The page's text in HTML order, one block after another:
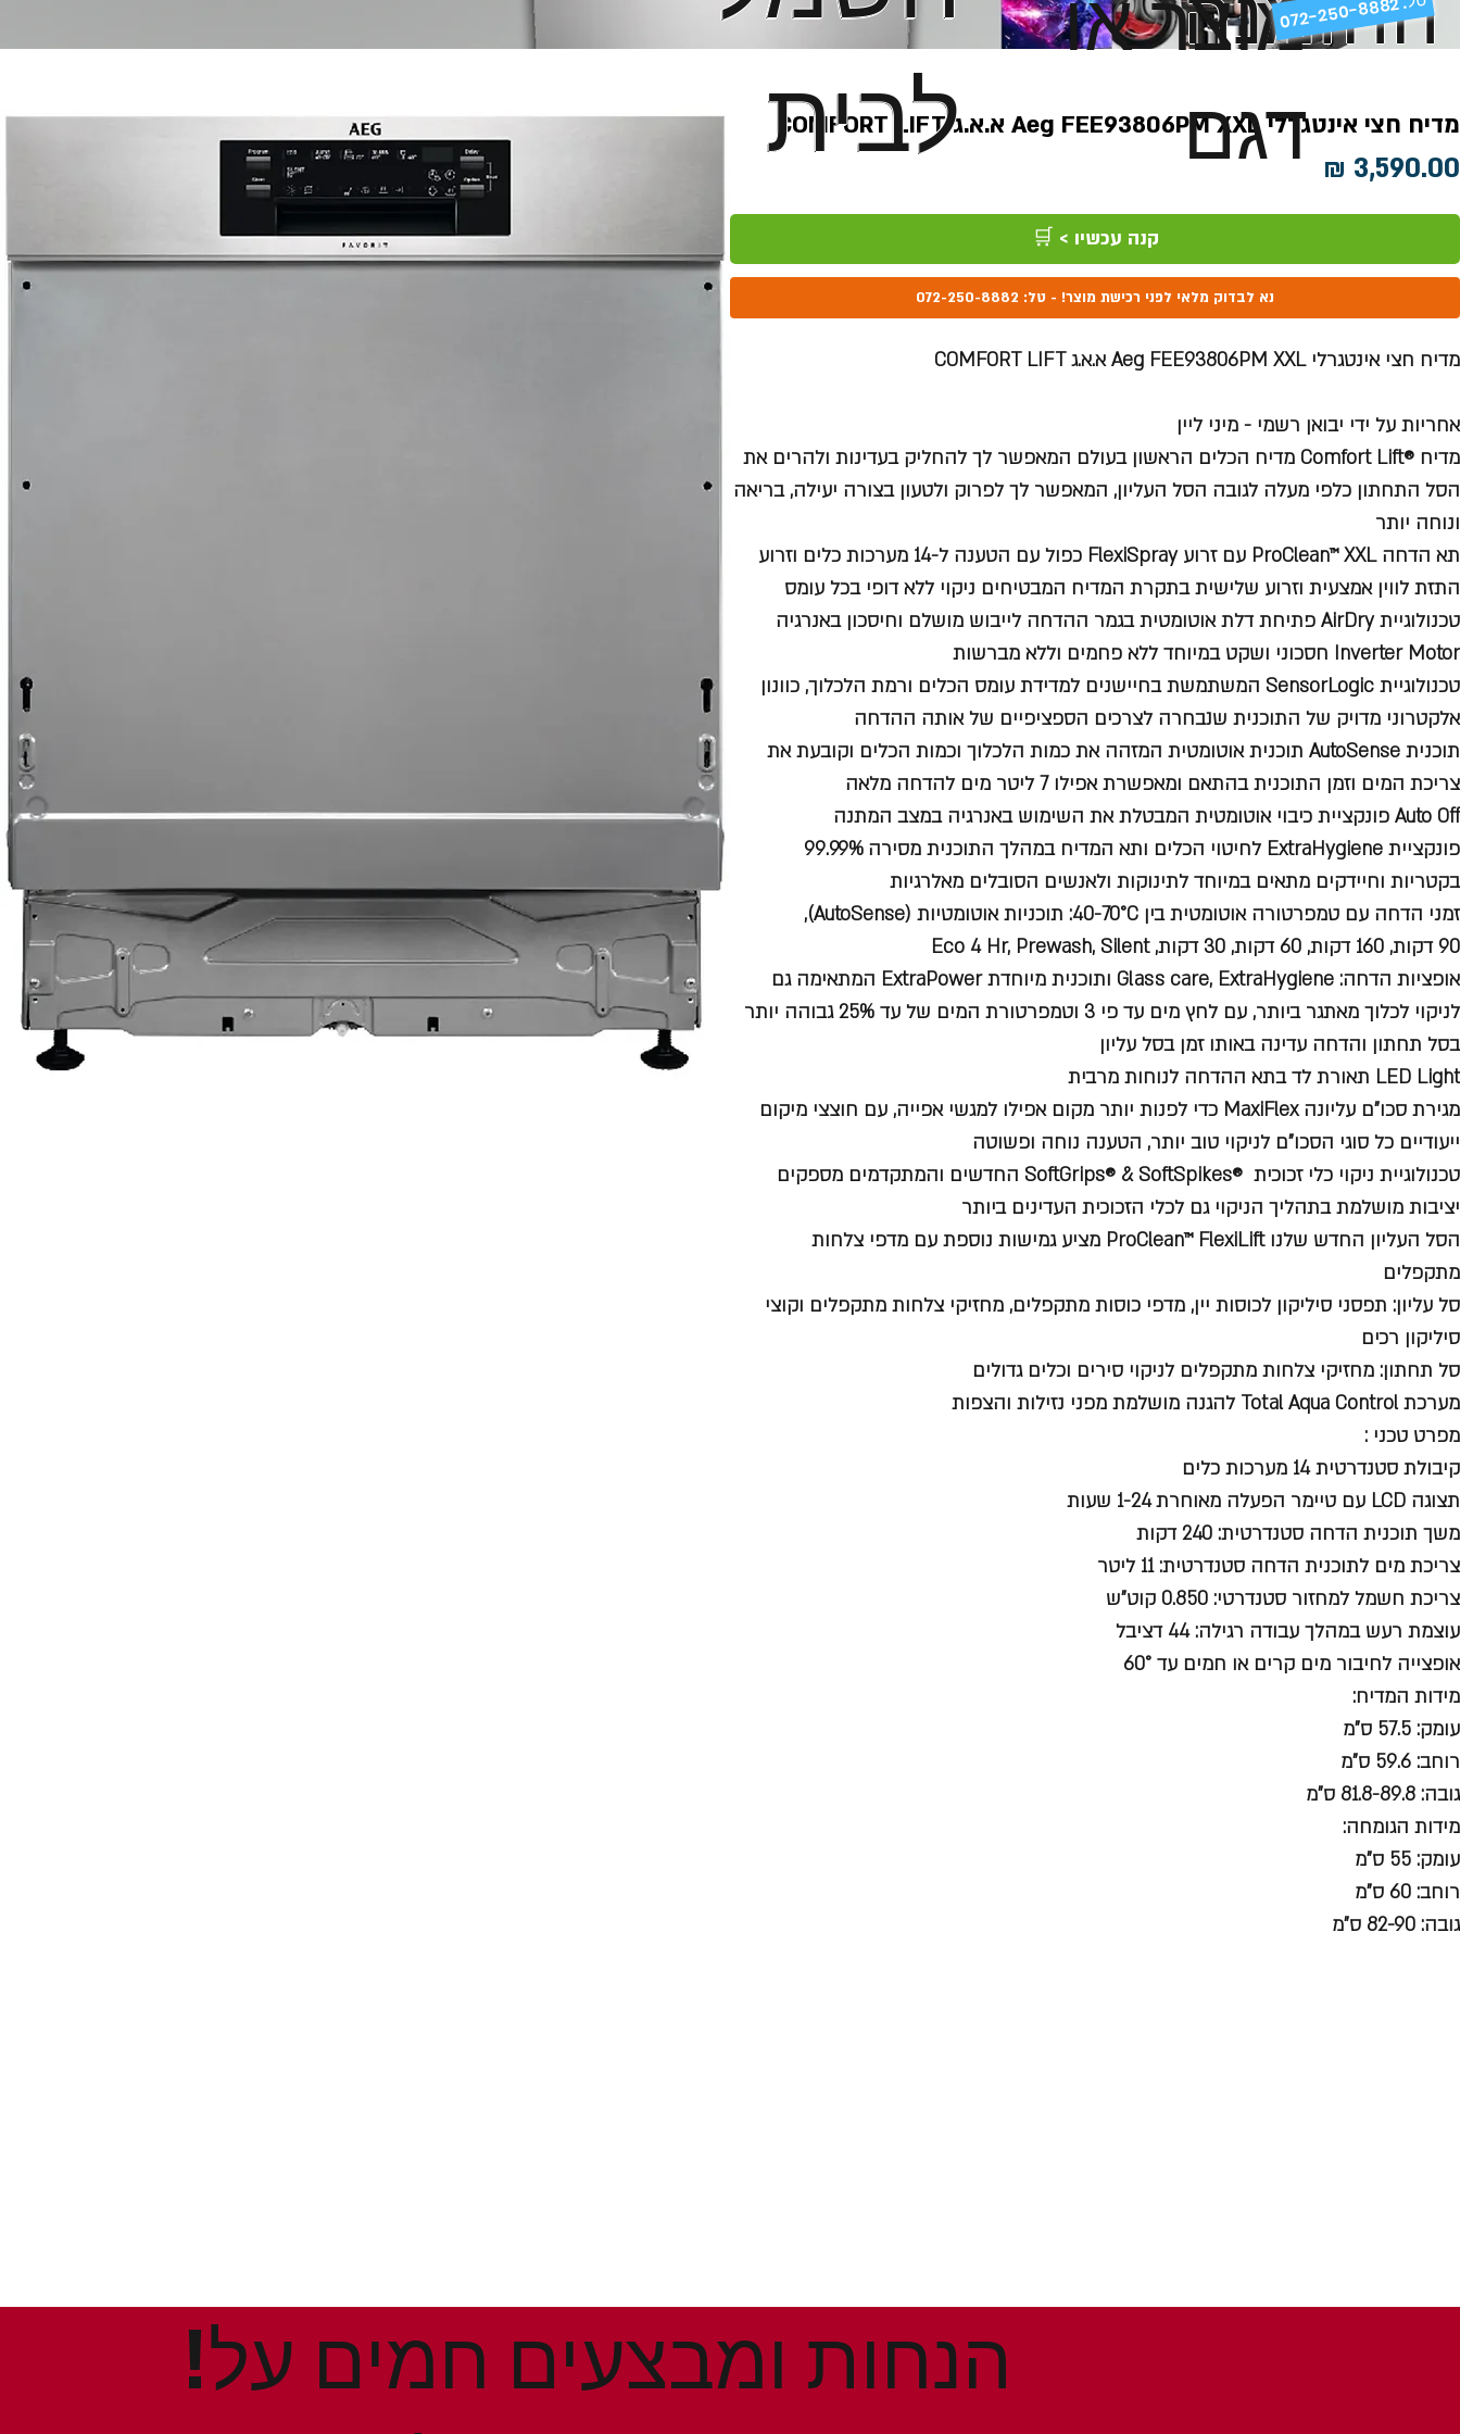
לבית
מוצר או
דגם
לבית
מדיח חצי אינטגרלי Aeg FEE93806PM XXL א.א.ג COMFORT LIFT
מחיר
קנה עכשיו > 🛒
נא לבדוק מלאי לפני רכישת מוצר! - טל: 072-250-8882
מדיח חצי אינטגרלי Aeg FEE93806PM XXL א.א.ג COMFORT LIFT
אחריות על ידי יבואן רשמי - מיני ליין
מדיח ®Comfort Lift מדיח הכלים הראשון בעולם המאפשר לך להחליק בעדינות ולהרים את
הסל התחתון כלפי מעלה לגובה הסל העליון, המאפשר לך לפרוק ולטעון בצורה יעילה, בריאה
ונוחה יותר
תא הדחה ProClean™ XXL עם זרוע FlexiSpray כפול עם הטענה ל-14 מערכות כלים וזרוע
התזת לווין אמצעית וזרוע שלישית בתקרת המדיח המבטיחים ניקוי ללא דופי בכל עומס
טכנולוגיית AirDry פתיחת דלת אוטומטית בגמר ההדחה לייבוש מושלם וחיסכון באנרגיה
Inverter Motor חסכוני ושקט במיוחד ללא פחמים וללא מברשות
טכנולוגיית SensorLogic המשתמשת בחיישנים למדידת עומס הכלים ורמת הלכלוך, כוונון
אלקטרוני מדויק של התוכנית שנבחרה לצרכים הספציפיים של אותה ההדחה
תוכנית AutoSense תוכנית אוטומטית המזהה את כמות הלכלוך וכמות הכלים וקובעת את
צריכת המים וזמן התוכנית בהתאם ומאפשרת אפילו 7 ליטר מים להדחה מלאה
Auto Off פונקציית כיבוי אוטומטית המבטלת את השימוש באנרגיה במצב המתנה
פונקציית ExtraHygiene לחיטוי הכלים ותא המדיח במהלך התוכנית מסירה 99.99%
בקטריות וחיידקים מתאים במיוחד לתינוקות ולאנשים הסובלים מאלרגיות
זמני הדחה עם טמפרטורה אוטומטית בין 40-70°C: תוכניות אוטומטיות (AutoSense),
90 דקות, 160 דקות, 60 דקות, 30 דקות, Eco 4 Hr, Prewash, Silent
אופציות הדחה: Glass care, ExtraHygiene ותוכנית מיוחדת ExtraPower המתאימה גם
לניקוי לכלוך מאתגר ביותר, עם לחץ מים עד פי 3 וטמפרטורת המים של עד 25% גבוהה יותר
בסל תחתון והדחה עדינה באותו זמן בסל עליון
LED Light תאורת לד בתא ההדחה לנוחות מרבית
מגירת סכו"ם עליונה MaxiFlex כדי לפנות יותר מקום אפילו למגשי אפייה, עם חוצצי מיקום
ייעודיים כל סוגי הסכו"ם לניקוי טוב יותר, הטענה נוחה ופשוטה
טכנולוגיית ניקוי כלי זכוכית ®SoftGrips® & SoftSpikes החדשים והמתקדמים מספקים
יציבות מושלמת בתהליך הניקוי גם לכלי הזכוכית העדינים ביותר
הסל העליון החדש שלנו ProClean™ FlexiLift מציע גמישות נוספת עם מדפי צלחות
מתקפלים
סל עליון: תפסני סיליקון לכוסות יין, מדפי כוסות מתקפלים, מחזיקי צלחות מתקפלים וקוצי
סיליקון רכים
סל תחתון: מחזיקי צלחות מתקפלים לניקוי סירים וכלים גדולים
מערכת Total Aqua Control להגנה מושלמת מפני נזילות והצפות
מפרט טכני :
קיבולת סטנדרטית 14 מערכות כלים
תצוגה LCD עם טיימר הפעלה מאוחרת 1-24 שעות
משך תוכנית הדחה סטנדרטית: 240 דקות
צריכת מים לתוכנית הדחה סטנדרטית: 11 ליטר
צריכת חשמל למחזור סטנדרטי: 0.850 קוט"ש
עוצמת רעש במהלך עבודה רגילה: 44 דציבל
אופצייה לחיבור מים קרים או חמים עד 60°
מידות המדיח:
עומק: 57.5 ס"מ
רוחב: 59.6 ס"מ
גובה: 81.8-89.8 ס"מ
מידות הגומחה:
עומק: 55 ס"מ
רוחב: 60 ס"מ
גובה: 82-90 ס"מ
!הנחות ומבצעים חמים על
072-250-8882 .